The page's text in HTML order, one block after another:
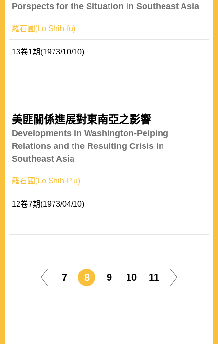
Porspects for the Situation in Southeast Asia
羅石圃(Lo Shih-fu)
13卷1期(1973/10/10)
美匪關係進展對東南亞之影響
Developments in Washington-Peiping
Relations and the Resulting Crisis in
Southeast Asia
羅石圃(Lo Shih-P'u)
12卷7期(1973/04/10)
7 8 9 10 11